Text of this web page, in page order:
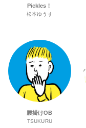
Pickles！
松本ゆうす
腰掛けOB
TSUKURU